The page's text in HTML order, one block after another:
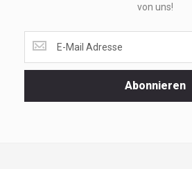
von uns!
dir
unsere
Abonnieren